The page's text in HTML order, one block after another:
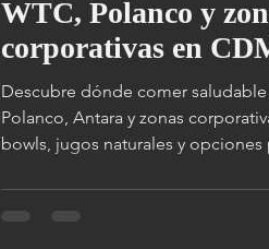
WTC, Polanco y
corporativas en
Descubre dónde comer saludable
Polanco, Antara y zonas
bowls, jugos naturales y opciones